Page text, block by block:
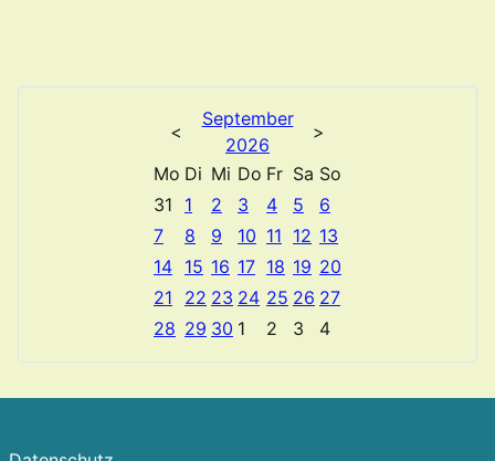
<
September
2026
>
Mo Di Mi Do Fr Sa So
31
1 2 3 4 5
6
7
8 9 10 11 12 13
14 15 16 17 18 19 20
21
22 23 24 25 26 27
28 29 30 1 2 3 4